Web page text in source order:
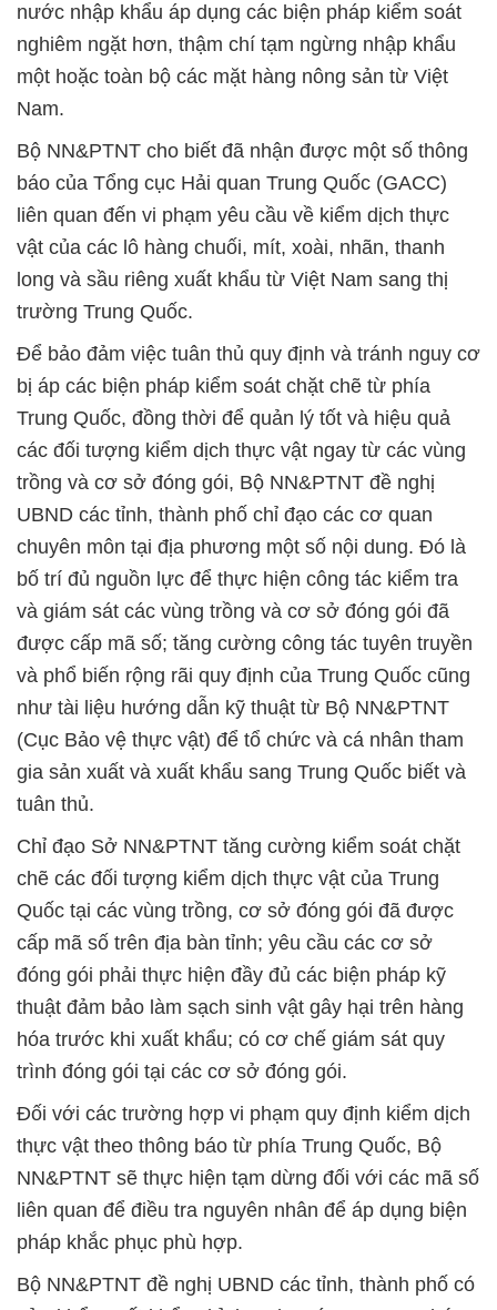
nước nhập khẩu áp dụng các biện pháp kiểm soát
nghiêm ngặt hơn, thậm chí tạm ngừng nhập khẩu
một hoặc toàn bộ các mặt hàng nông sản từ Việt
Nam.
Bộ NN&PTNT cho biết đã nhận được một số thông
báo của Tổng cục Hải quan Trung Quốc (GACC)
liên quan đến vi phạm yêu cầu về kiểm dịch thực
vật của các lô hàng chuối, mít, xoài, nhãn, thanh
long và sầu riêng xuất khẩu từ Việt Nam sang thị
trường Trung Quốc.
Để bảo đảm việc tuân thủ quy định và tránh nguy cơ
bị áp các biện pháp kiểm soát chặt chẽ từ phía
Trung Quốc, đồng thời để quản lý tốt và hiệu quả
các đối tượng kiểm dịch thực vật ngay từ các vùng
trồng và cơ sở đóng gói, Bộ NN&PTNT đề nghị
UBND các tỉnh, thành phố chỉ đạo các cơ quan
chuyên môn tại địa phương một số nội dung. Đó là
bố trí đủ nguồn lực để thực hiện công tác kiểm tra
và giám sát các vùng trồng và cơ sở đóng gói đã
được cấp mã số; tăng cường công tác tuyên truyền
và phổ biến rộng rãi quy định của Trung Quốc cũng
như tài liệu hướng dẫn kỹ thuật từ Bộ NN&PTNT
(Cục Bảo vệ thực vật) để tổ chức và cá nhân tham
gia sản xuất và xuất khẩu sang Trung Quốc biết và
tuân thủ.
Chỉ đạo Sở NN&PTNT tăng cường kiểm soát chặt
chẽ các đối tượng kiểm dịch thực vật của Trung
Quốc tại các vùng trồng, cơ sở đóng gói đã được
cấp mã số trên địa bàn tỉnh; yêu cầu các cơ sở
đóng gói phải thực hiện đầy đủ các biện pháp kỹ
thuật đảm bảo làm sạch sinh vật gây hại trên hàng
hóa trước khi xuất khẩu; có cơ chế giám sát quy
trình đóng gói tại các cơ sở đóng gói.
Đối với các trường hợp vi phạm quy định kiểm dịch
thực vật theo thông báo từ phía Trung Quốc, Bộ
NN&PTNT sẽ thực hiện tạm dừng đối với các mã số
liên quan để điều tra nguyên nhân để áp dụng biện
pháp khắc phục phù hợp.
Bộ NN&PTNT đề nghị UBND các tỉnh, thành phố có